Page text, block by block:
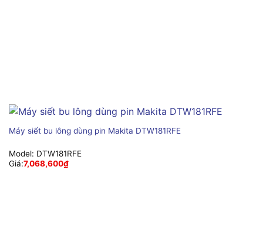
Máy siết bu lông dùng pin Makita DTW181RFE
Model: DTW181RFE
Giá:7,068,600₫